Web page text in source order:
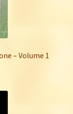
– Volume 1